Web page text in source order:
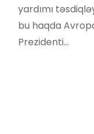
yardımı
bu haqda
Prezidenti…